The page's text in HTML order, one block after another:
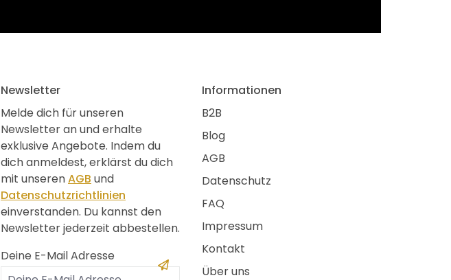
Newsletter
Melde dich für unseren
Newsletter an und erhalte
exklusive Angebote. Indem du
dich anmeldest, erklärst du dich
mit unserenAGB und
Datenschutzrichtlinien
einverstanden. Du kannst den
Newsletter jederzeit abbestellen.
Deine E-Mail Adresse
Informationen
B2B
Blog
AGB
Datenschutz
FAQ
Impressum
Kontakt
Über uns